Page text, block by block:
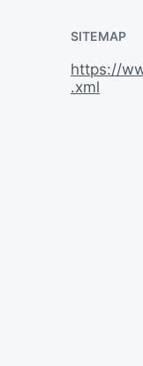
SITEMAP
https://
.xml